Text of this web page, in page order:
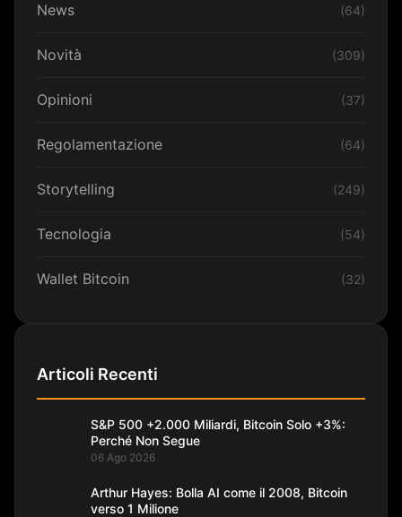
News (64)
Novità (309)
Opinioni (37)
Regolamentazione (64)
Storytelling (249)
Tecnologia (54)
Wallet Bitcoin (32)
Articoli Recenti
S&P 500 +2.000 Miliardi, Bitcoin Solo +3%:
Perché Non Segue
06 Ago 2026
Arthur Hayes: Bolla AI come il 2008, Bitcoin
verso 1 Milione